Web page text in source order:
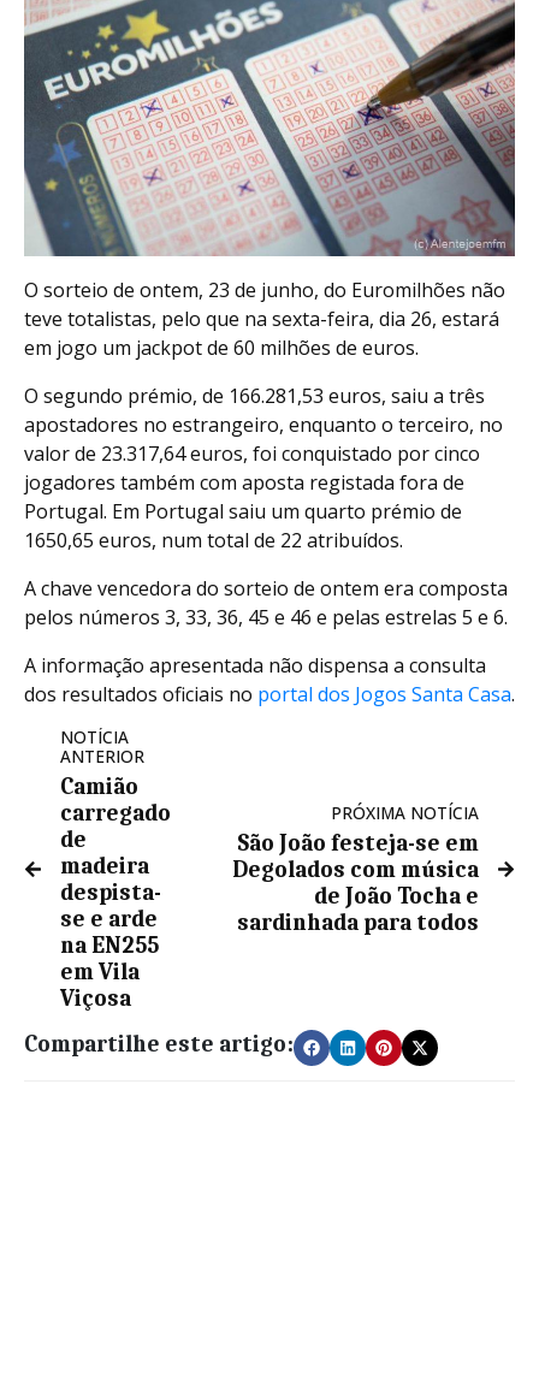
O sorteio de ontem, 23 de junho, do Euromilhões não
teve totalistas, pelo que na sexta-feira, dia 26, estará
em jogo um jackpot de 60 milhões de euros.
O segundo prémio, de 166.281,53 euros, saiu a três
apostadores no estrangeiro, enquanto o terceiro, no
valor de 23.317,64 euros, foi conquistado por cinco
jogadores também com aposta registada fora de
Portugal. Em Portugal saiu um quarto prémio de
1650,65 euros, num total de 22 atribuídos.
A chave vencedora do sorteio de ontem era composta
pelos números 3, 33, 36, 45 e 46 e pelas estrelas 5 e 6.
A informação apresentada não dispensa a consulta
dos resultados oficiais no portal dos Jogos Santa Casa.
NOTÍCIA
ANTERIOR
Camião
carregado
de
madeira
despista-
se e arde
na EN255
em Vila
Viçosa
PRÓXIMA NOTÍCIA
São João festeja-se em
Degolados com música
de João Tocha e
sardinhada para todos
Compartilhe este artigo: